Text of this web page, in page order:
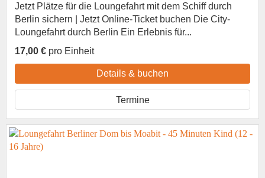
Jetzt Plätze für die Loungefahrt mit dem Schiff durch
Berlin sichern | Jetzt Online-Ticket buchen Die City-
Loungefahrt durch Berlin Ein Erlebnis für...
17,00 € pro Einheit
Details & buchen
Termine